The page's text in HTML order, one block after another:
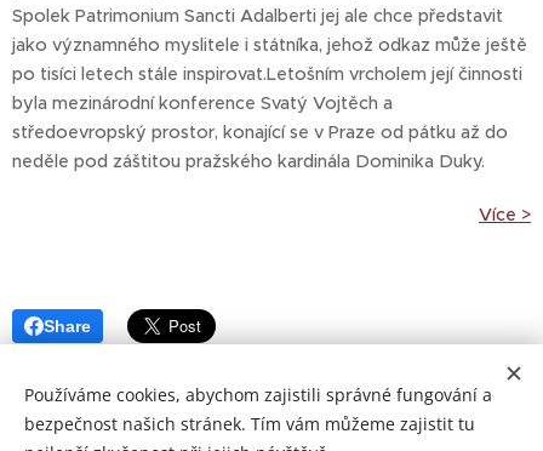
Spolek Patrimonium Sancti Adalberti jej ale chce představit
jako významného myslitele i státníka, jehož odkaz může ještě
po tisíci letech stále inspirovat.Letošním vrcholem její činnosti
byla mezinárodní konference Svatý Vojtěch a
středoevropský prostor, konající se v Praze od pátku až do
neděle pod záštitou pražského kardinála Dominika Duky.
Více >
Share
Používáme cookies, abychom zajistili správné fungování a
bezpečnost našich stránek. Tím vám můžeme zajistit tu